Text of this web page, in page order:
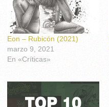
Eon – Rubicón (2021)
marzo 9, 2021
En «Críticas»